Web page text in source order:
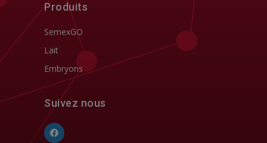
Produits
SemexGO
Lait
Embryons
Suivez nous